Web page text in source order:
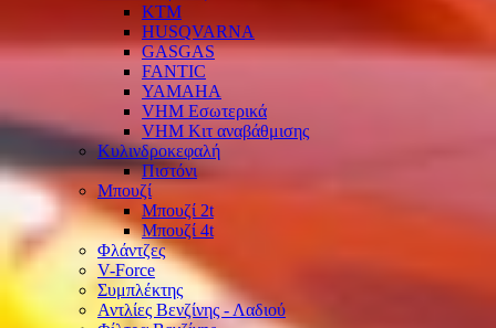
KTM
HUSQVARNA
GASGAS
FANTIC
YAMAHA
VHM Εσωτερικά
VHM Κιτ αναβάθμισης
Κυλινδροκεφαλή
Πιστόνι
Μπουζί
Μπουζί 2t
Μπουζί 4t
Φλάντζες
V-Force
Συμπλέκτης
Αντλίες Βενζίνης - Λαδιού